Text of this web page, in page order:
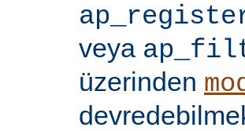
veya
üzerinden